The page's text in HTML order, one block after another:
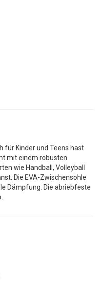
für Kinder und Teens hast
mit einem robusten
wie Handball, Volleyball
Die EVA-Zwischensohle
Dämpfung. Die abriebfeste